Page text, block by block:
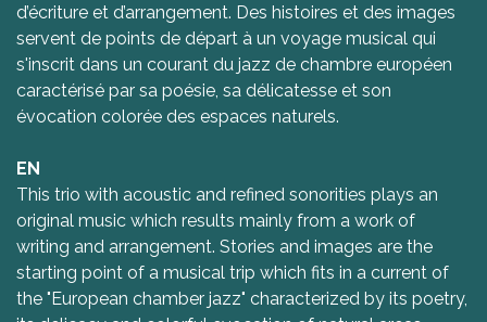
d’écriture et d’arrangement. Des histoires et des images
servent de points de départ à un voyage musical qui
s'inscrit dans un courant du jazz de chambre européen
caractérisé par sa poésie, sa délicatesse et son
évocation colorée des espaces naturels.
EN
This trio with acoustic and refined sonorities plays an
original music which results mainly from a work of
writing and arrangement. Stories and images are the
starting point of a musical trip which fits in a current of
the "European chamber jazz" characterized by its poetry,